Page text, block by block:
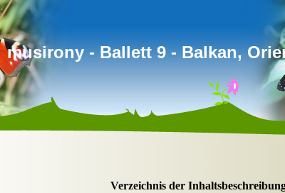
musirony - Ballett 9 - Balkan,
Verzeichnis der